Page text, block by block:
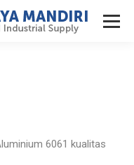
6061 kualitas